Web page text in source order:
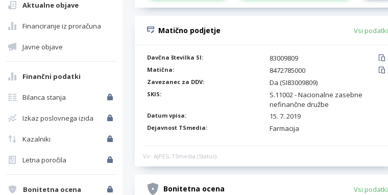
Aktualne objave
Financiranje iz proračuna
Javne objave
Finančni podatki
Bilanca stanja
Izkaz poslovnega izida
Kazalniki
Letna poročila
Bonitetna ocena
Matično podjetje Vsi podatki
Davčna številka SI: 83009809
Matična: 8472785000
Zavezanec za DDV: Da (SI83009809)
SKIS:
S.11002 - Nacionalne zasebne
nefinančne družbe
Datum vpisa: 15. 7. 2019
Dejavnost TSmedia: Farmacija
Vir: AJPES, TSmedia (Status)
Bonitetna ocena Vsi podatki